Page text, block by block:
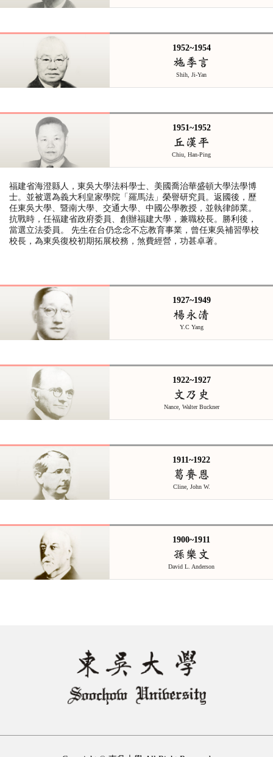
1952~1954
施季言
Shih, Ji-Yan
1951~1952
丘漢平
Chiu, Han-Ping
福建省海澄縣人，東吳大學法科學士、美國喬治華盛頓大學法學博
士。並被選為義大利皇家學院「羅馬法」榮譽研究員。返國後，歷
任東吳大學、暨南大學、交通大學、中國公學教授，並執律師業。
抗戰時，任福建省政府委員、創辦福建大學，兼職校長。勝利後，
當選立法委員。 先生在台仍念念不忘教育事業，曾任東吳補習學校
校長，為東吳復校初期拓展校務，煞費經營，功甚卓著。
1927~1949
楊永清
Y.C Yang
1922~1927
文乃史
Nance, Walter Buckner
1911~1922
葛賚恩
Cline, John W.
1900~1911
孫樂文
David L. Anderson